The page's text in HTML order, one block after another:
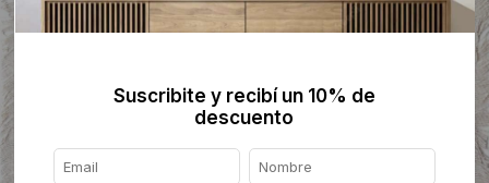
Suscribite y recibí un 10% de
descuento